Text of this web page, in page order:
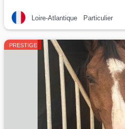
Loire-Atlantique Particulier
PRESTIGE